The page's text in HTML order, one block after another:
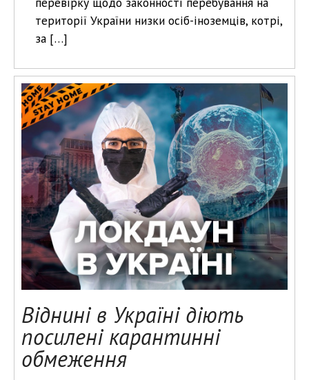
території України низки осіб-іноземців, котрі,
за […]
Віднині в Україні діють
посилені карантинні
обмеження